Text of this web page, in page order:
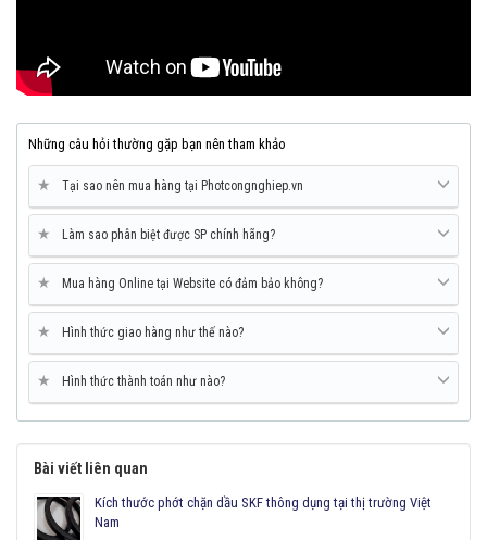
Những câu hỏi thường gặp bạn nên tham khảo
★ Tại sao nên mua hàng tại Photcongnghiep.vn
★ Làm sao phân biệt được SP chính hãng?
★ Mua hàng Online tại Website có đảm bảo không?
★ Hình thức giao hàng như thế nào?
★ Hình thức thành toán như nào?
Bài viết liên quan
Kích thước phớt chặn dầu SKF thông dụng tại thị trường Việt
Nam